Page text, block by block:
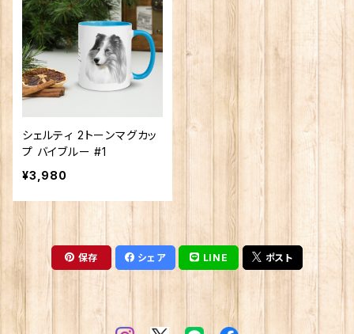
シェルティ 2トーンマグカッ
プ バイブルー #1
¥3,980
保存 シェア LINE ポスト